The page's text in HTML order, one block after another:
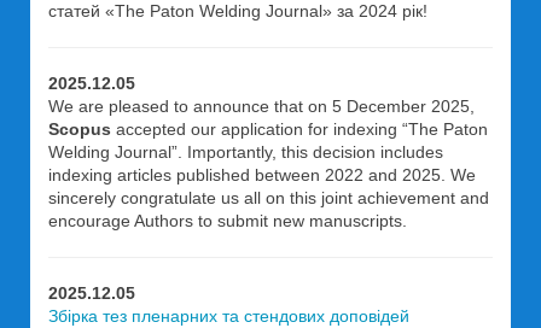
статей «The Paton Welding Journal» за 2024 рік!
2025.12.05
We are pleased to announce that on 5 December 2025,
Scopus accepted our application for indexing “The Paton
Welding Journal”. Importantly, this decision includes
indexing articles published between 2022 and 2025. We
sincerely congratulate us all on this joint achievement and
encourage Authors to submit new manuscripts.
2025.12.05
Збірка тез пленарних та стендових доповідей